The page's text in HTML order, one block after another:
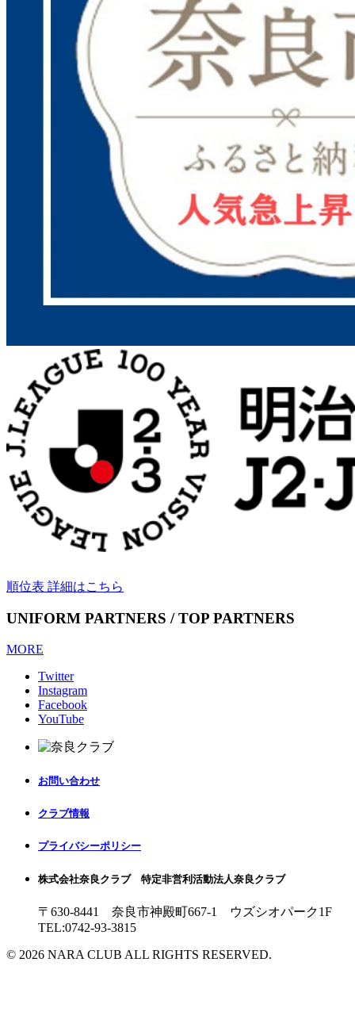
順位表 詳細はこちら
UNIFORM PARTNERS / TOP PARTNERS
MORE
Twitter
Instagram
Facebook
YouTube
お問い合わせ
クラブ情報
プライバシーポリシー
株式会社奈良クラブ 特定非営利活動法人奈良クラブ
〒630-8441 奈良市神殿町667-1
ウズシオパーク1F
TEL:0742-93-3815
© 2026 NARA CLUB ALL RIGHTS RESERVED.